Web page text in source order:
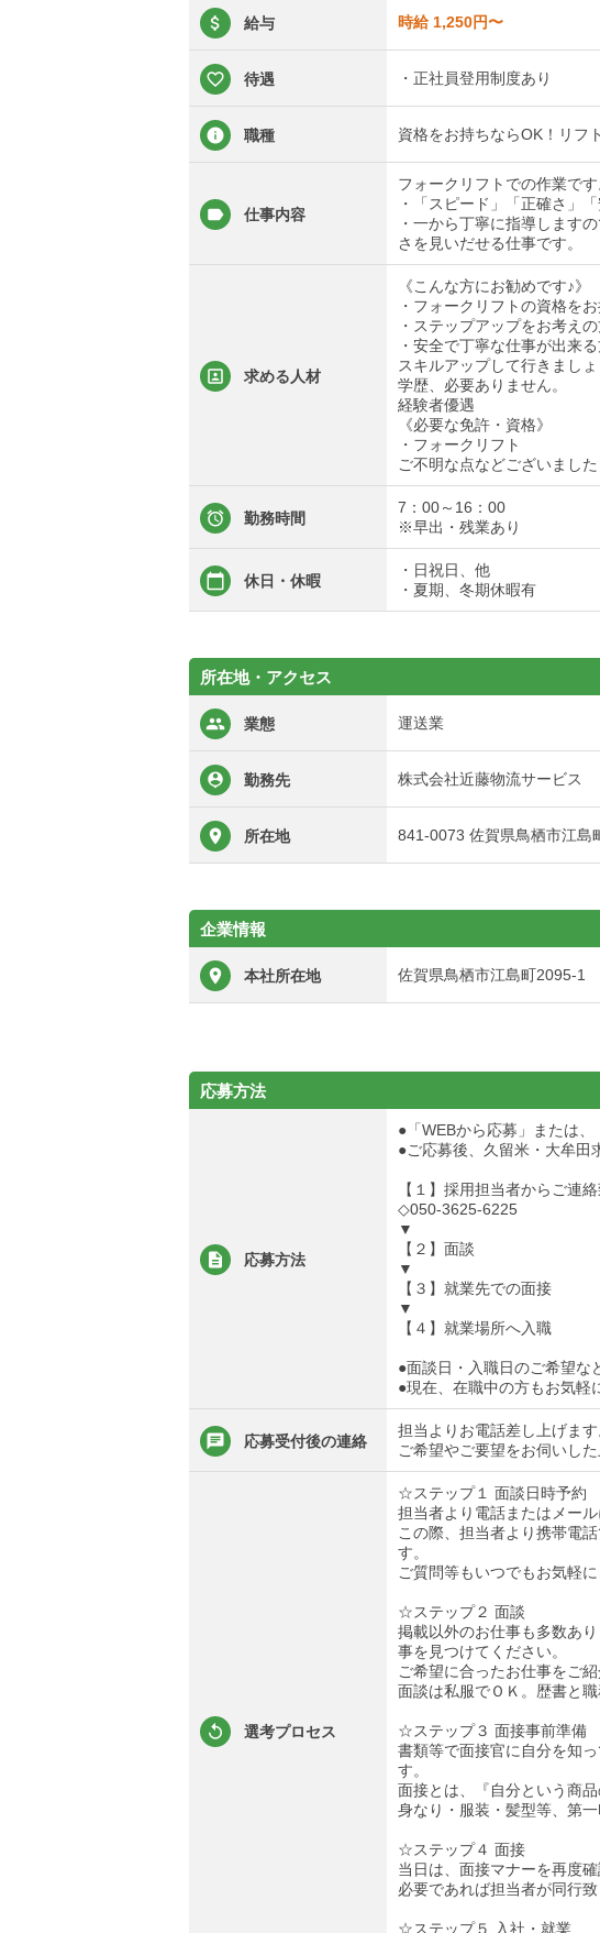
給与 時給 1,250円〜
待遇 ・正社員登用制度あり
職種 資格をお持ちならOK！リフ
仕事内容
フォークリフトでの作業です
・「スピード」「正確さ」
・一から丁寧に指導します
さを見いだせる仕事です。
求める人材
《こんな方にお勧めです♪》
・フォークリフトの資格をお
・ステップアップをお考えの
・安全で丁寧な仕事が出来る
スキルアップして行きましょ
学歴、必要ありません。
経験者優遇
《必要な免許・資格》
・フォークリフト
ご不明な点などございまし
勤務時間
7：00～16：00
※早出・残業あり
休日・休暇
・日祝日、他
・夏期、冬期休暇有
所在地・アクセス
業態 運送業
勤務先 株式会社近藤物流サービス
所在地 841-0073 佐賀県鳥栖市江島
企業情報
本社所在地 佐賀県鳥栖市江島町2095-1
応募方法
応募方法
●「WEBから応募」または
●ご応募後、久留米・大牟田
【１】採用担当者からご連
◇050-3625-6225
▼
【２】面談
▼
【３】就業先での面接
▼
【４】就業場所へ入職
●面談日・入職日のご希望な
●現在、在職中の方もお気軽
応募受付後の連絡
担当よりお電話差し上げます
ご希望やご要望をお伺いし
選考プロセス
☆ステップ１ 面談日時予約
担当者より電話またはメー
この際、担当者より携帯電
す。
ご質問等もいつでもお気軽に
☆ステップ２ 面談
掲載以外のお仕事も多数あ
事を見つけてください。
ご希望に合ったお仕事をご紹
面談は私服でＯＫ。歴書と
☆ステップ３ 面接事前準備
書類等で面接官に自分を知
す。
面接とは、『自分という商
身なり・服装・髪型等、第
☆ステップ４ 面接
当日は、面接マナーを再度
必要であれば担当者が同行致
☆ステップ５ 入社・就業